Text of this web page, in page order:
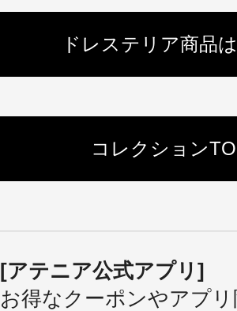
ドレステリア商品
コレクション
[アテニア公式アプリ]
お得なクーポンやアプ